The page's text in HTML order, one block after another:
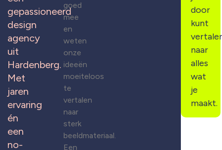
gepassioneerd
design
agency
uit
Hardenberg.
Met
jaren
ervaring
én
een
no-
goed
mee
en
weten
onze
ideeën
moeiteloos
te
vertalen
naar
sterk
beeldmateriaal.
Een
door
kunt
naar
alles
wat
je
maakt.